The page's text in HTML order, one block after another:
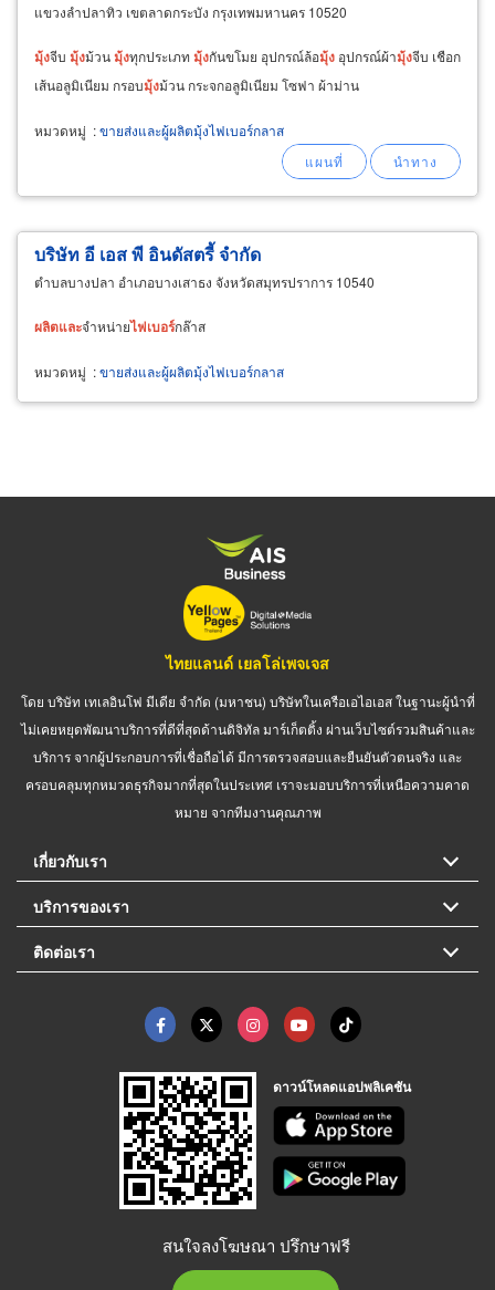
แขวงลำปลาทิว เขตลาดกระบัง กรุงเทพมหานคร 10520
มุ้งจีบ มุ้งม้วนมุ้งทุกประเภท มุ้งกันขโมย อุปกรณ์ล้อมุ้ง อุปกรณ์ผ้ามุ้งจีบ เชือก
เส้นอลูมิเนียม กรอบมุ้งม้วน กระจกอลูมิเนียม โซฟา ผ้าม่าน
หมวดหมู่ :ขายส่งและผู้ผลิตมุ้งไฟเบอร์กลาส
บริษัท อี เอส พี อินดัสตรี้ จำกัด
ตำบลบางปลา อำเภอบางเสาธง จังหวัดสมุทรปราการ 10540
ผลิตและจำหน่ายไฟเบอร์กล๊าส
หมวดหมู่ :ขายส่งและผู้ผลิตมุ้งไฟเบอร์กลาส
ไทยแลนด์ เยลโล่เพจเจส
โดย บริษัท เทเลอินโฟ มีเดีย จำกัด (มหาชน) บริษัทในเครือเอไอเอส ในฐานะผู้นำที่
ไม่เคยหยุดพัฒนาบริการที่ดีที่สุดด้านดิจิทัล มาร์เก็ตติ้ง ผ่านเว็บไซต์รวมสินค้าและ
บริการ จากผู้ประกอบการที่เชื่อถือได้ มีการตรวจสอบและยืนยันตัวตนจริง และ
ครอบคลุมทุกหมวดธุรกิจมากที่สุดในประเทศ เราจะมอบบริการที่เหนือความคาด
หมาย จากทีมงานคุณภาพ
เกี่ยวกับเรา
บริการของเรา
ติดต่อเรา
ดาวน์โหลดแอปพลิเคชัน
สนใจลงโฆษณา ปรึกษาฟรี